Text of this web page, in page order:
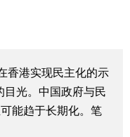
香港实现民主化的示
目光。中国政府与民
能趋于长期化。笔